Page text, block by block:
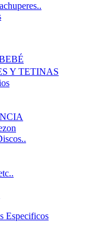
Y TETINAS
Especificos